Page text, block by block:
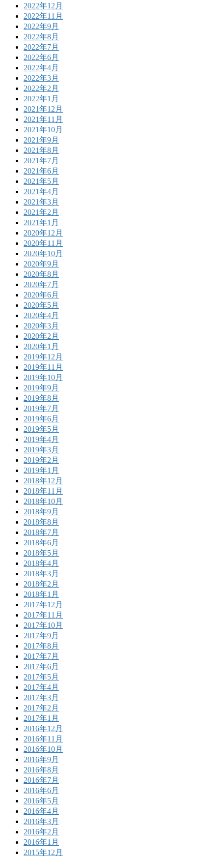
2022年12月
2022年11月
2022年9月
2022年8月
2022年7月
2022年6月
2022年4月
2022年3月
2022年2月
2022年1月
2021年12月
2021年11月
2021年10月
2021年9月
2021年8月
2021年7月
2021年6月
2021年5月
2021年4月
2021年3月
2021年2月
2021年1月
2020年12月
2020年11月
2020年10月
2020年9月
2020年8月
2020年7月
2020年6月
2020年5月
2020年4月
2020年3月
2020年2月
2020年1月
2019年12月
2019年11月
2019年10月
2019年9月
2019年8月
2019年7月
2019年6月
2019年5月
2019年4月
2019年3月
2019年2月
2019年1月
2018年12月
2018年11月
2018年10月
2018年9月
2018年8月
2018年7月
2018年6月
2018年5月
2018年4月
2018年3月
2018年2月
2018年1月
2017年12月
2017年11月
2017年10月
2017年9月
2017年8月
2017年7月
2017年6月
2017年5月
2017年4月
2017年3月
2017年2月
2017年1月
2016年12月
2016年11月
2016年10月
2016年9月
2016年8月
2016年7月
2016年6月
2016年5月
2016年4月
2016年3月
2016年2月
2016年1月
2015年12月